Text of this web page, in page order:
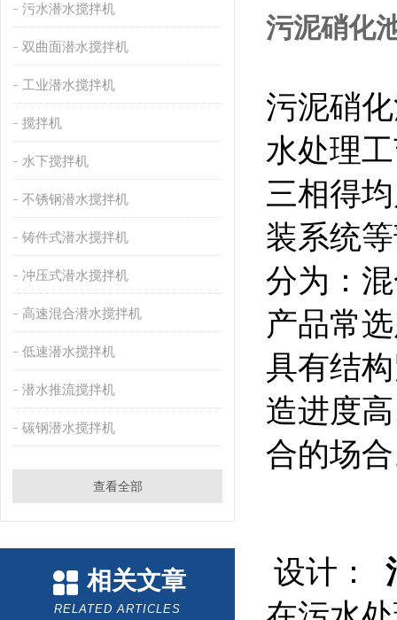
污水潜水搅拌机
双曲面潜水搅拌机
工业潜水搅拌机
搅拌机
水下搅拌机
不锈钢潜水搅拌机
铸件式潜水搅拌机
冲压式潜水搅拌机
高速混合潜水搅拌机
低速潜水搅拌机
潜水推流搅拌机
碳钢潜水搅拌机
查看全部
相关文章
RELATED ARTICLES
污泥硝化
污泥硝
水处理
三相得
装系统
分为：
产品常
具有结
造进度
合的场
设计：